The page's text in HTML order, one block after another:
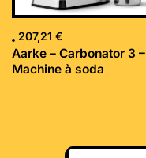
207,21 €
Aarke – Carbonator 3 –
Machine à soda